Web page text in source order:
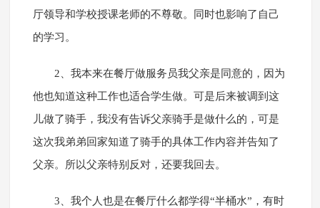
厅领导和学校授课老师的不尊敬。同时也影响了自己
的学习。
2、我本来在餐厅做服务员我父亲是同意的，因为
他也知道这种工作也适合学生做。可是后来被调到这
儿做了骑手，我没有告诉父亲骑手是做什么的，可是
这次我弟弟回家知道了骑手的具体工作内容并告知了
父亲。所以父亲特别反对，还要我回去。
3、我个人也是在餐厅什么都学得“半桶水”，有时